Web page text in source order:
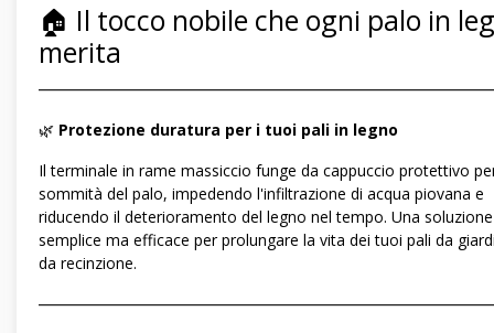
🏠 Il tocco nobile che ogni palo in
merita
🌿 Protezione duratura per i tuoi pali in legno
Il terminale in rame massiccio funge da cappuccio protettivo
sommità del palo, impedendo l'infiltrazione di acqua piovana e
riducendo il deterioramento del legno nel tempo. Una soluzione
semplice ma efficace per prolungare la vita dei tuoi pali da
da recinzione.